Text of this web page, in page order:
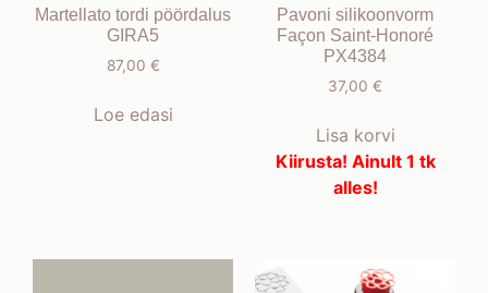
Martellato tordi pöördalus
GIRA5
87,00 €
Loe edasi
Pavoni silikoonvorm
Façon Saint-Honoré
PX4384
37,00 €
Lisa korvi
Kiirusta! Ainult 1 tk
alles!